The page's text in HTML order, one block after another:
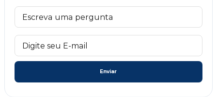
Enviar